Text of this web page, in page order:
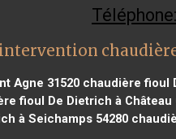
Agne 31520chaudière fioul
fioul De Dietrich à Château
à Seichamps 54280